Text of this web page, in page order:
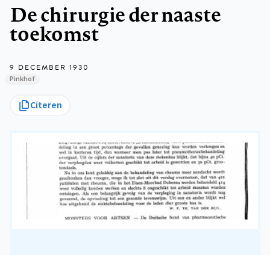
De chirurgie der naaste
toekomst
9 DECEMBER 1930
Pinkhof
Citeren